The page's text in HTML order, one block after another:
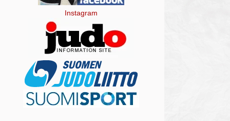
Instagram